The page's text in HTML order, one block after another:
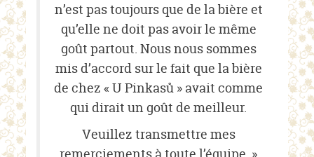
n’est pas toujours que de la bière et
qu’elle ne doit pas avoir le même
goût partout. Nous nous sommes
mis d’accord sur le fait que la bière
de chez « U Pinkasů » avait comme
qui dirait un goût de meilleur.
Veuillez transmettre mes